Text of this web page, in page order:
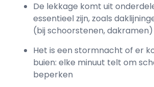
De lekkage komt uit
essentieel zijn, zoals
(bij schoorstenen,
Het is een stormnacht of er
buien: elke minuut telt om
beperken